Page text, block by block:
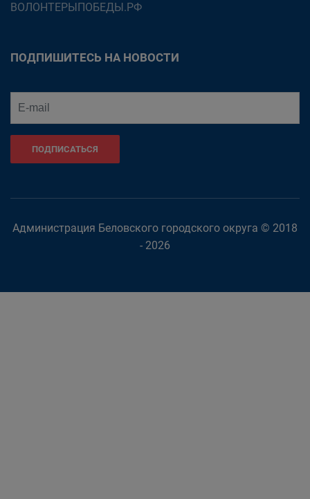
ВОЛОНТЕРЫПОБЕДЫ.РФ
ПОДПИШИТЕСЬ НА НОВОСТИ
ПОДПИСАТЬСЯ
Администрация Беловского городского округа © 2018
- 2026